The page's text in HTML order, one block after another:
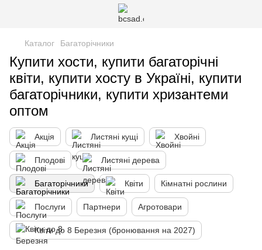
Каталог Багаторічники
Купити хости, купити багаторічні
квіти, купити хосту в Україні, купити
багаторічники, купити хризантеми
оптом
Акція Листяні кущі Хвойні
Плодові Листяні дерева
Багаторічники Квіти Кімнатні рослини
Послуги Партнери Агротовари
Квіти до 8 Березня (бронювання на 2027)